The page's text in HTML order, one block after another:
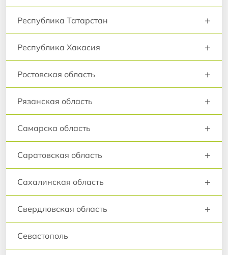
Республика Татарстан +
Республика Хакасия +
Ростовская область +
Рязанская область +
Самарска область +
Саратовская область +
Сахалинская область +
Свердловская область +
Севастополь